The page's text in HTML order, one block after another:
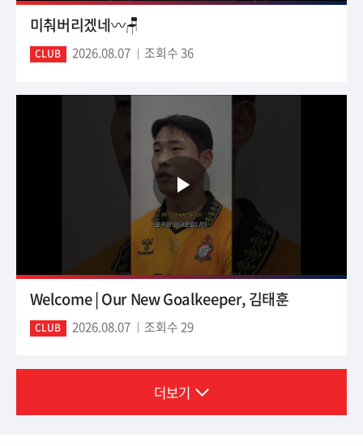
미춰버리겠네〰️🪑
CLUB 2026.08.07 조회수 36
Welcome | Our New Goalkeeper, 김태훈
CLUB 2026.08.07 조회수 29
더보기